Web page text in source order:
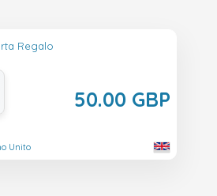
Regalo
50.00 GBP
Unito